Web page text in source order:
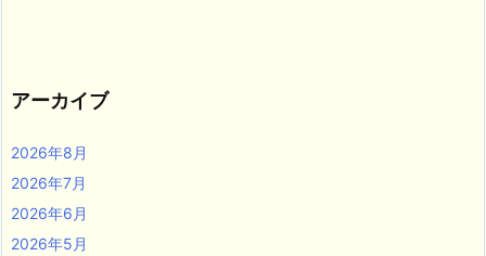
アーカイブ
2026年8月
2026年7月
2026年6月
2026年5月